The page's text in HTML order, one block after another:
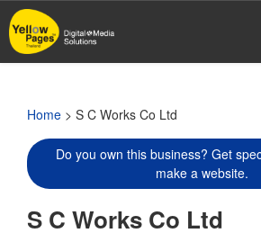
Skip
to
main
Home > S C Works Co Ltd
Do you own this business? Get
make a website.
S C Works Co Ltd